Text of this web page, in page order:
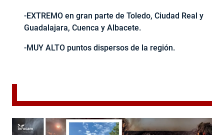
-EXTREMO en gran parte de Toledo, Ciudad Real y
Guadalajara, Cuenca y Albacete.
-MUY ALTO puntos dispersos de la región.